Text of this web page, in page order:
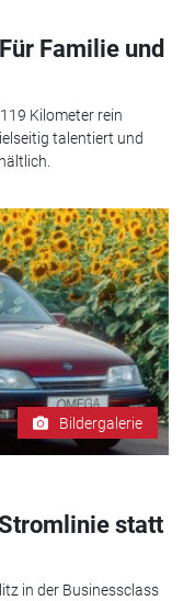
Familie und
Kilometer rein
talentiert und
Bildergalerie
statt
in der Businessclass